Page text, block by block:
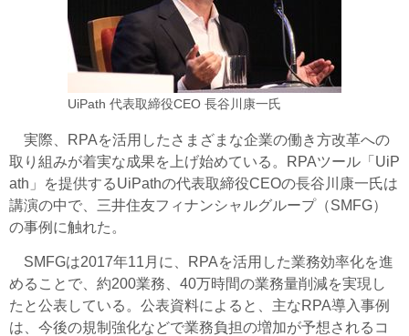
UiPath 代表取締役CEO 長谷川康一氏
実際、RPAを活用したさまざまな企業の働き方改革への
取り組みが着実な成果を上げ始めている。RPAツール「UiP
ath」を提供するUiPathの代表取締役CEOの長谷川康一氏は
講演の中で、三井住友フィナンシャルグループ（SMFG）
の事例に触れた。
SMFGは2017年11月に、RPAを活用した業務効率化を進
めることで、約200業務、40万時間の業務量削減を実現し
たと公表している。公表資料によると、主なRPA導入事例
は、今後の規制強化などで業務負担の増加が予想されるコ